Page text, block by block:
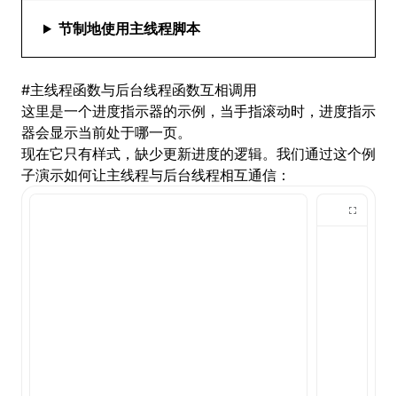
节制地使用主线程脚本
#主线程函数与后台线程函数互相调用
这里是一个进度指示器的示例，当手指滚动时，进度指示
器会显示当前处于哪一页。
现在它只有样式，缺少更新进度的逻辑。我们通过这个例
子演示如何让主线程与后台线程相互通信：